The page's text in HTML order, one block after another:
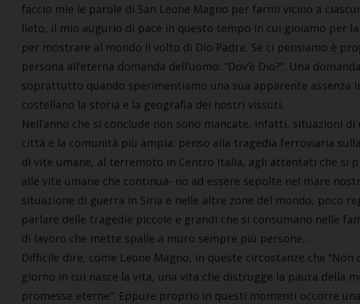
faccio mie le parole di San Leone Magno per farmi vicino a
lieto, il mio augurio di pace in questo tempo in cui gioiamo per la
per mostrare al mondo il volto di Dio Padre. Se ci pensiamo è
persona all’eterna domanda dell’uomo: “Dov’è Dio?”. Una
soprattutto quando sperimentiamo una sua apparente assenza
costellano la storia e la geografia dei nostri vissuti.
Nell’anno che si conclude non sono mancate, infatti, situazioni
città e la comunità più ampia: penso alla tragedia ferroviaria
di vite umane, al terremoto in Centro Italia, agli attentati che si
alle vite umane che continua- no ad essere sepolte nel mare
situazione di guerra in Siria e nelle altre zone del mondo, poco
parlare delle tragedie piccole e grandi che si consumano nelle
di lavoro che mette spalle a muro sempre più persone…
Difficile dire, come Leone Magno, in queste circostanze che “Non
giorno in cui nasce la vita, una vita che distrugge la paura della
promesse eterne”. Eppure proprio in questi momenti occorre